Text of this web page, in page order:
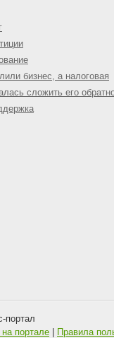
бизнес, а налоговая
сложить его
портал
портале Правила